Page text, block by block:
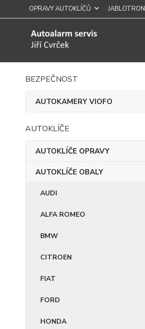
OPRAVY AUTOKLÍČŮ JABLOTRON
BEZPEČNOST
AUTOKAMERY VIOFO
AUTOKLÍČE
AUTOKLÍČE OPRAVY
AUTOKLÍČE OBALY
AUDI
ALFA ROMEO
BMW
CITROEN
FIAT
FORD
HONDA